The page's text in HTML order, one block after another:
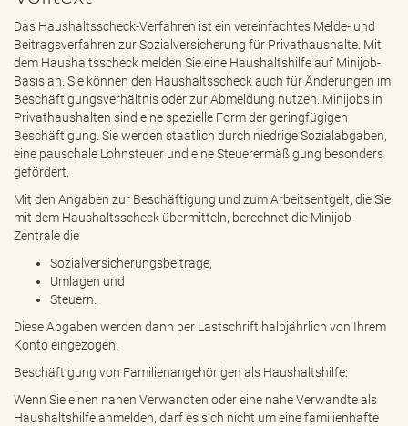
Das Haushaltsscheck-Verfahren ist ein vereinfachtes Melde- und
Beitragsverfahren zur Sozialversicherung für Privathaushalte. Mit
dem Haushaltsscheck melden Sie eine Haushaltshilfe auf Minijob-
Basis an. Sie können den Haushaltsscheck auch für Änderungen im
Beschäftigungsverhältnis oder zur Abmeldung nutzen. Minijobs in
Privathaushalten sind eine spezielle Form der geringfügigen
Beschäftigung. Sie werden staatlich durch niedrige Sozialabgaben,
eine pauschale Lohnsteuer und eine Steuerermäßigung besonders
gefördert.
Mit den Angaben zur Beschäftigung und zum Arbeitsentgelt, die Sie
mit dem Haushaltsscheck übermitteln, berechnet die Minijob-
Zentrale die
Sozialversicherungsbeiträge,
Umlagen und
Steuern.
Diese Abgaben werden dann per Lastschrift halbjährlich von Ihrem
Konto eingezogen.
Beschäftigung von Familienangehörigen als Haushaltshilfe:
Wenn Sie einen nahen Verwandten oder eine nahe Verwandte als
Haushaltshilfe anmelden, darf es sich nicht um eine familienhafte